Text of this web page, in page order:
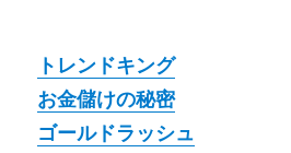
トレンドキング
お金儲けの秘密
ゴールドラッシュ